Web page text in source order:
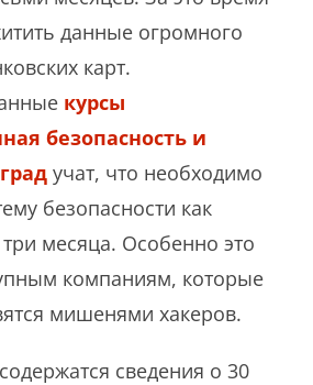
данные огромного
карт.
курсы
безопасность и
учат, что необходимо
безопасности как
месяца. Особенно это
компаниям, которые
мишенями хакеров.
сведения о 30